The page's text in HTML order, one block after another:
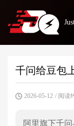
千问给豆包
2026-05-12 / 阅读
阿里旗下千